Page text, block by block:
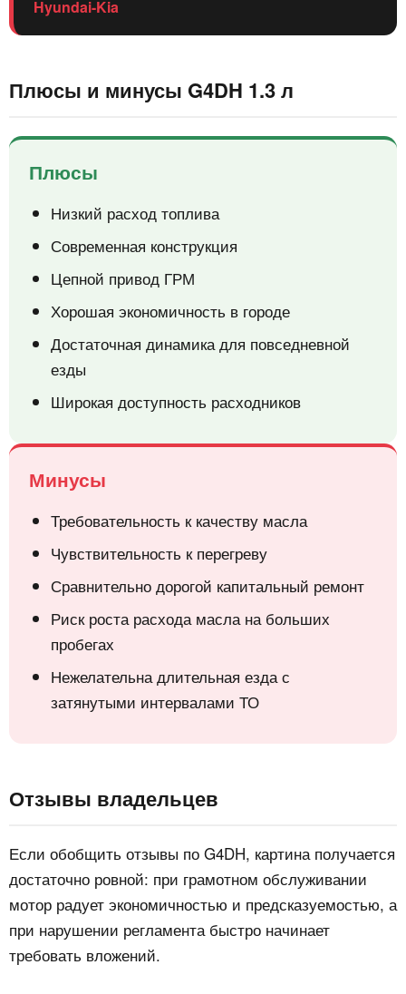
Hyundai-Kia
Плюсы и минусы G4DH 1.3 л
Плюсы
Низкий расход топлива
Современная конструкция
Цепной привод ГРМ
Хорошая экономичность в городе
Достаточная динамика для повседневной
езды
Широкая доступность расходников
Минусы
Требовательность к качеству масла
Чувствительность к перегреву
Сравнительно дорогой капитальный ремонт
Риск роста расхода масла на больших
пробегах
Нежелательна длительная езда с
затянутыми интервалами ТО
Отзывы владельцев
Если обобщить отзывы по G4DH, картина получается
достаточно ровной: при грамотном обслуживании
мотор радует экономичностью и предсказуемостью, а
при нарушении регламента быстро начинает
требовать вложений.